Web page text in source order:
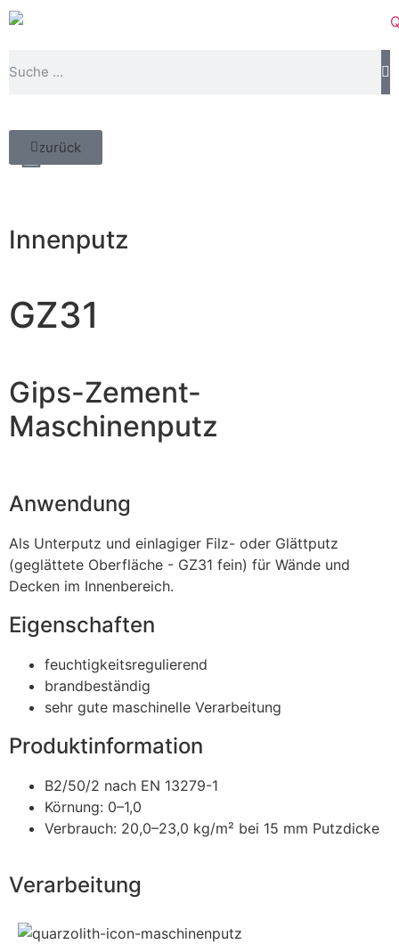
zurück
Innenputz
GZ31
Gips-Zement-
Maschinenputz
Anwendung
Als Unterputz und einlagiger Filz- oder Glättputz
(geglättete Oberfläche - GZ31 fein) für Wände und
Decken im Innenbereich.
Eigenschaften
feuchtigkeitsregulierend
brandbeständig
sehr gute maschinelle Verarbeitung
Produktinformation
B2/50/2 nach EN 13279-1
Körnung: 0–1,0
Verbrauch: 20,0–23,0 kg/m² bei 15 mm Putzdicke
Verarbeitung